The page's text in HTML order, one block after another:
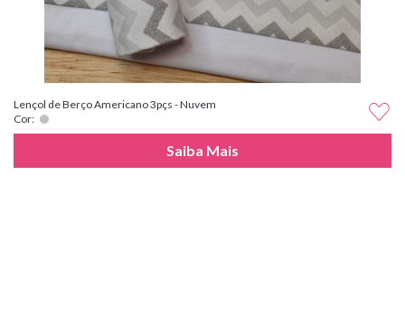
Lençol de Berço Americano 3pçs - Nuvem
Cor:
Saiba Mais